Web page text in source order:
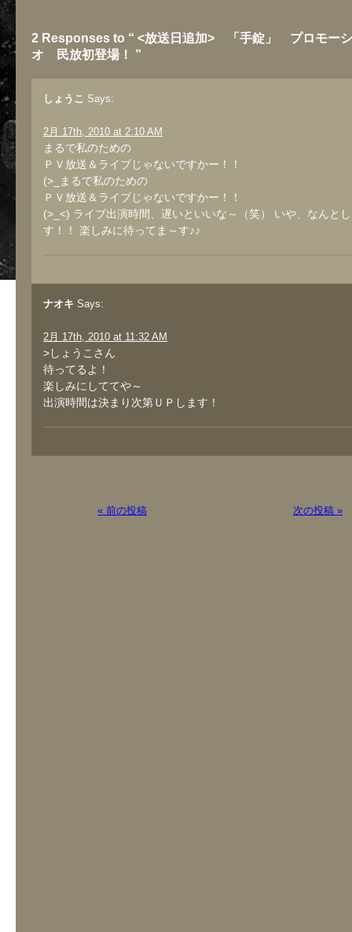
2 Responses to “ <放送日追加> 「手錠」 プロモー
オ 民放初登場！ ”
しょうこ Says:
2月 17th, 2010 at 2:10 AM
まるで私のための
ＰＶ放送＆ライブじゃないですかー！！
(>_まるで私のための
ＰＶ放送＆ライブじゃないですかー！！
(>_<) ライブ出演時間、遅いといいな～（笑） いや、なんと
す！！ 楽しみに待ってま～す♪♪
ナオキ Says:
2月 17th, 2010 at 11:32 AM
>しょうこさん
待ってるよ！
楽しみにしててや～
出演時間は決まり次第ＵＰします！
« 前の投稿 次の投稿 »